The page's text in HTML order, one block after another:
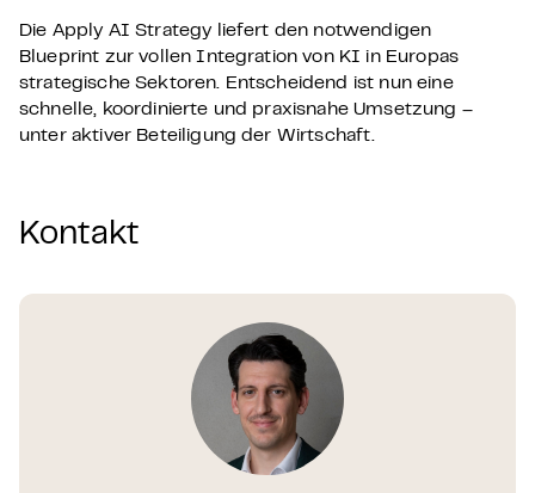
Die Apply AI Strategy liefert den notwendigen
Blueprint zur vollen Integration von KI in Europas
strategische Sektoren. Entscheidend ist nun eine
schnelle, koordinierte und praxisnahe Umsetzung –
unter aktiver Beteiligung der Wirtschaft.
Kontakt